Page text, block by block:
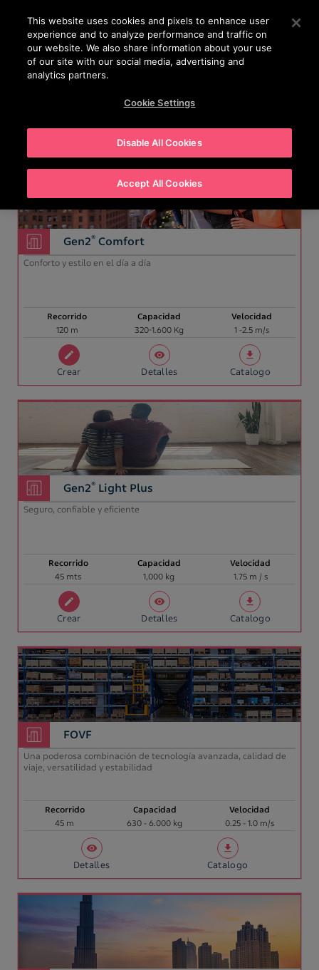
Otis®Create
Buscador de Productos
Descubra nuestros productos y encuentre el
elevador y/o escalera que se adapte a sus
¡Vamos a empezar!
Gen2® Comfort
Conforto y estilo en el día a día
Recorrido
120 m
Capacidad
320-1.600 Kg
Velocidad
1 -2.5 m/s
Crear Detalles Catalogo
Gen2® Light Plus
Seguro, confiable y eficiente
Recorrido
45 mts
Capacidad
1,000 kg
Velocidad
1.75 m / s
Crear Detalles Catalogo
FOVF
Una poderosa combinación de tecnología avanzada, calidad de
viaje, versatilidad y estabilidad
Recorrido
45 m
Capacidad
630 - 6.000 kg
Velocidad
0.25 - 1.0 m/s
Detalles Catalogo
This website uses cookies and pixels to enhance user
experience and to analyze performance and traffic on
our website. We also share information about your use
of our site with our social media, advertising and
analytics partners.
Cookie Settings
Disable All Cookies
Accept All Cookies